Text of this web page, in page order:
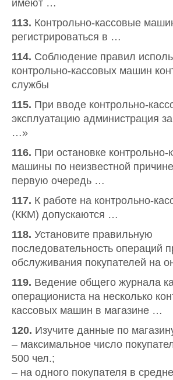
имеют …
113. Контрольно-кассовые
регистрироваться в …
114. Соблюдение правил
контрольно-кассовых машин
службы
115. При вводе контрольно-
эксплуатацию администрация
…»
116. При остановке контрольно-
машины по неизвестной
первую очередь …
117. К работе на контрольно-
(ККМ) допускаются …
118. Установите правильную
последовательность операций
обслуживания покупателей на
119. Ведение общего журнала
операциониста на несколько
кассовых машин в магазине …
120. Изучите данные по
– максимальное число
500 чел.;
– на одного покупателя в